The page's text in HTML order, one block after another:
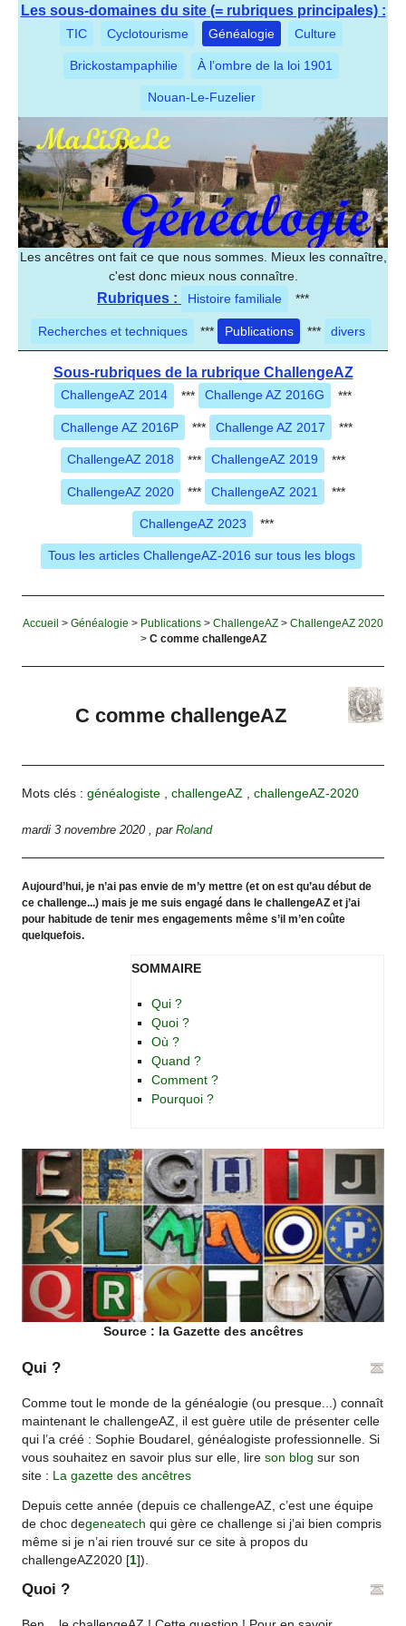
Les sous-domaines du site (= rubriques principales) :
TIC Cyclotourisme Généalogie Culture
Brickostampaphilie À l’ombre de la loi 1901
Nouan-Le-Fuzelier
Les ancêtres ont fait ce que nous sommes. Mieux les connaître,
c'est donc mieux nous connaître.
Rubriques : Histoire familiale ***
Recherches et techniques *** Publications *** divers
Sous-rubriques de la rubrique ChallengeAZ
ChallengeAZ 2014 *** Challenge AZ 2016G ***
Challenge AZ 2016P *** Challenge AZ 2017 ***
ChallengeAZ 2018 *** ChallengeAZ 2019 ***
ChallengeAZ 2020 *** ChallengeAZ 2021 ***
ChallengeAZ 2023 ***
Tous les articles ChallengeAZ-2016 sur tous les blogs
Accueil > Généalogie > Publications > ChallengeAZ > ChallengeAZ 2020
> C comme challengeAZ
C comme challengeAZ
Mots clés :généalogiste ,challengeAZ ,challengeAZ-2020
mardi 3 novembre 2020 ,parRoland
Aujourd’hui, je n’ai pas envie de m’y mettre (et on est qu’au début de
ce challenge...) mais je me suis engagé dans le challengeAZ et j’ai
pour habitude de tenir mes engagements même s’il m’en coûte
quelquefois.
SOMMAIRE
Qui ?
Quoi ?
Où ?
Quand ?
Comment ?
Pourquoi ?
Source : la Gazette des ancêtres
Qui ?
Comme tout le monde de la généalogie (ou presque...) connaît
maintenant le challengeAZ, il est guère utile de présenter celle
qui l’a créé : Sophie Boudarel, généalogiste professionnelle. Si
vous souhaitez en savoir plus sur elle, lireson blog sur son
site : La gazette des ancêtres
Depuis cette année (depuis ce challengeAZ, c’est une équipe
de choc degeneatech qui gère ce challenge si j’ai bien compris
même si je n’ai rien trouvé sur ce site à propos du
challengeAZ2020 [1]).
Quoi ?